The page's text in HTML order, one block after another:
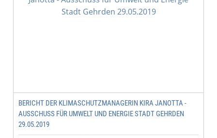
BERICHT DER KLIMASCHUTZMANAGERIN KIRA JANOTTA -
AUSSCHUSS FÜR UMWELT UND ENERGIE STADT GEHRDEN
29.05.2019